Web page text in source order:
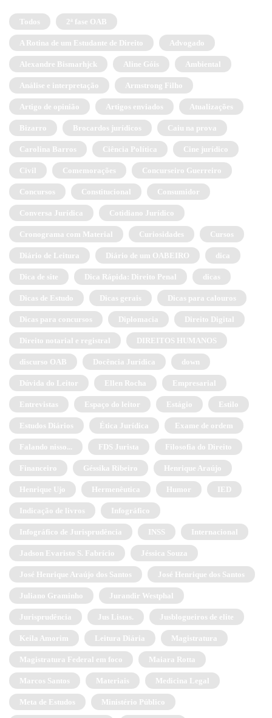
Todos 2ª fase OAB
A Rotina de um Estudante de Direito Advogado
Alexandre Bismarhjck Aline Góis Ambiental
Análise e interpretação Armstrong Filho
Artigo de opinião Artigos enviados Atualizações
Bizarro Brocardos jurídicos Caiu na prova
Carolina Barros Ciência Política Cine jurídico
Civil Comemorações Concurseiro Guerreiro
Concursos Constitucional Consumidor
Conversa Jurídica Cotidiano Jurídico
Cronograma com Material Curiosidades Cursos
Diário de Leitura Diário de um OABEIRO dica
Dica de site Dica Rápida: Direito Penal dicas
Dicas de Estudo Dicas gerais Dicas para calouros
Dicas para concursos Diplomacia Direito Digital
Direito notarial e registral DIREITOS HUMANOS
discurso OAB Docência Jurídica down
Dúvida do Leitor Ellen Rocha Empresarial
Entrevistas Espaço do leitor Estágio Estilo
Estudos Diários Ética Jurídica Exame de ordem
Falando nisso... FDS Jurista Filosofia do Direito
Financeiro Géssika Ribeiro Henrique Araújo
Henrique Ujo Hermenêutica Humor IED
Indicação de livros Infográfico
Infográfico de Jurisprudência INSS Internacional
Jadson Evaristo S. Fabrício Jéssica Souza
José Henrique Araújo dos Santos José Henrique dos Santos
Juliano Graminho Jurandir Westphal
Jurisprudência Jus Listas. Jusblogueiros de elite
Keila Amorim Leitura Diária Magistratura
Magistratura Federal em foco Maiara Rotta
Marcos Santos Materiais Medicina Legal
Meta de Estudos Ministério Público